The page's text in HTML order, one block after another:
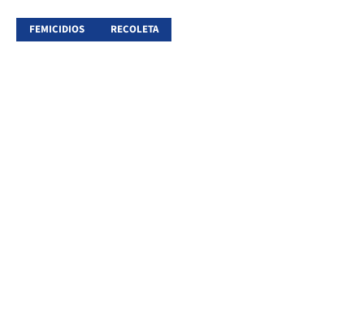
FEMICIDIOS RECOLETA